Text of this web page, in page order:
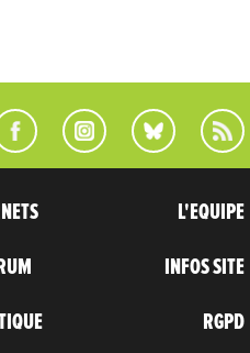
L'EQUIPE
INFOS SITE
RGPD